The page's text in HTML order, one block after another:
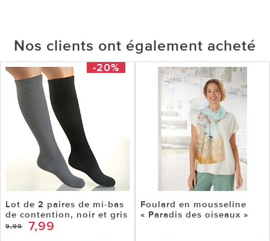
Nos clients ont également acheté
-20%
Lot de 2 paires de mi-bas
de contention, noir et gris
9,99 7,99
Foulard en mousseline
« Paradis des oiseaux »